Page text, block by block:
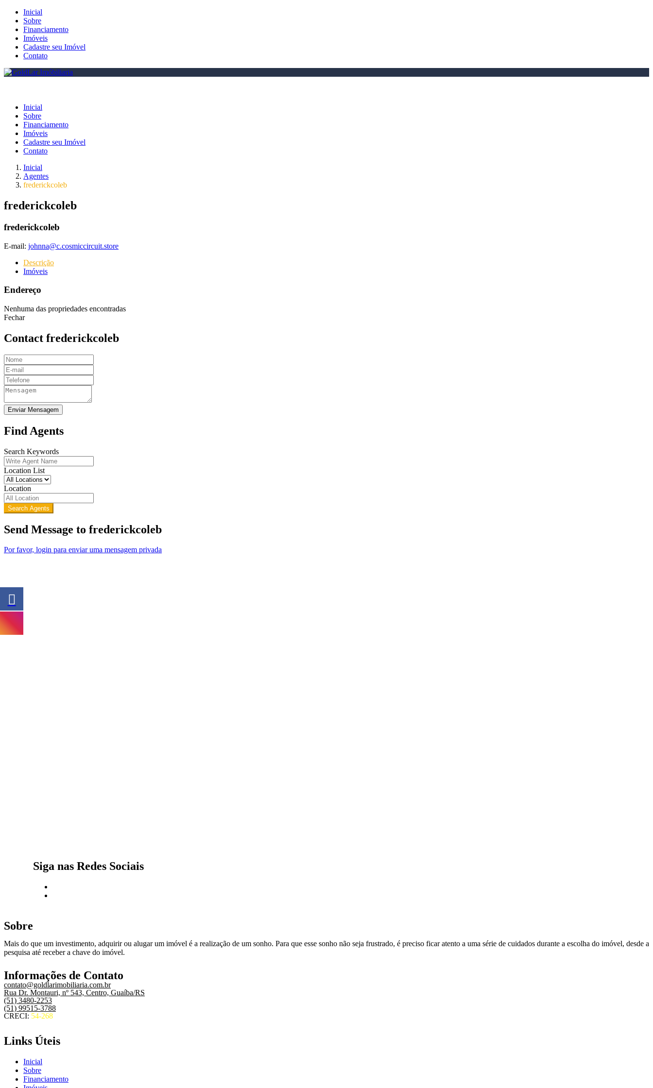
Inicial
Sobre
Financiamento
Imóveis
Cadastre seu Imóvel
Contato
Inicial
Sobre
Financiamento
Imóveis
Cadastre seu Imóvel
Contato
Inicial
Agentes
frederickcoleb
frederickcoleb
frederickcoleb
E-mail: johnna@c.cosmiccircuit.store
Descrição
Imóveis
Endereço
Nenhuma das propriedades encontradas
Fechar
Contact frederickcoleb
Enviar Mensagem
Find Agents
Search Keywords
Location List
Location
Search Agents
Send Message to frederickcoleb
Por favor, login para enviar uma mensagem privada
Siga nas Redes Sociais
Sobre
Mais do que um investimento, adquirir ou alugar um imóvel é a realização de um sonho. Para que esse sonho não seja frustrado, é preciso ficar atento a uma série de cuidados durante a escolha do imóvel, desde a
pesquisa até receber a chave do imóvel.
Informações de Contato
contato@goldlarimobiliaria.com.br
Rua Dr. Montauri, nº 543, Centro, Guaíba/RS
(51) 3480-2253
(51) 99515-3788
CRECI: 54-268
Links Úteis
Inicial
Sobre
Financiamento